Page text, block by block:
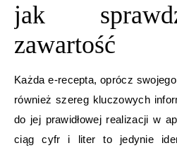
jak
zawartość
Każda e-recepta, oprócz
również szereg kluczowych
do jej prawidłowej realizacji w
ciąg cyfr i liter to jedynie